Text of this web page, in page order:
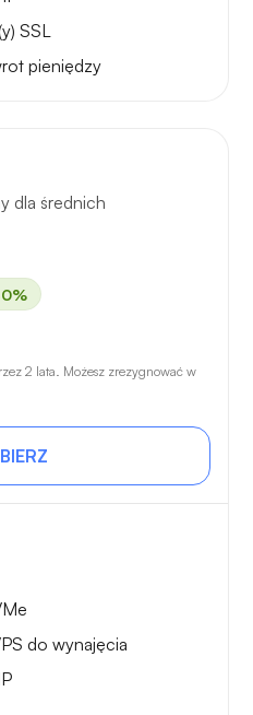
SSL
pieniędzy
dla średnich
2 lata. Możesz zrezygnować w
do wynajęcia